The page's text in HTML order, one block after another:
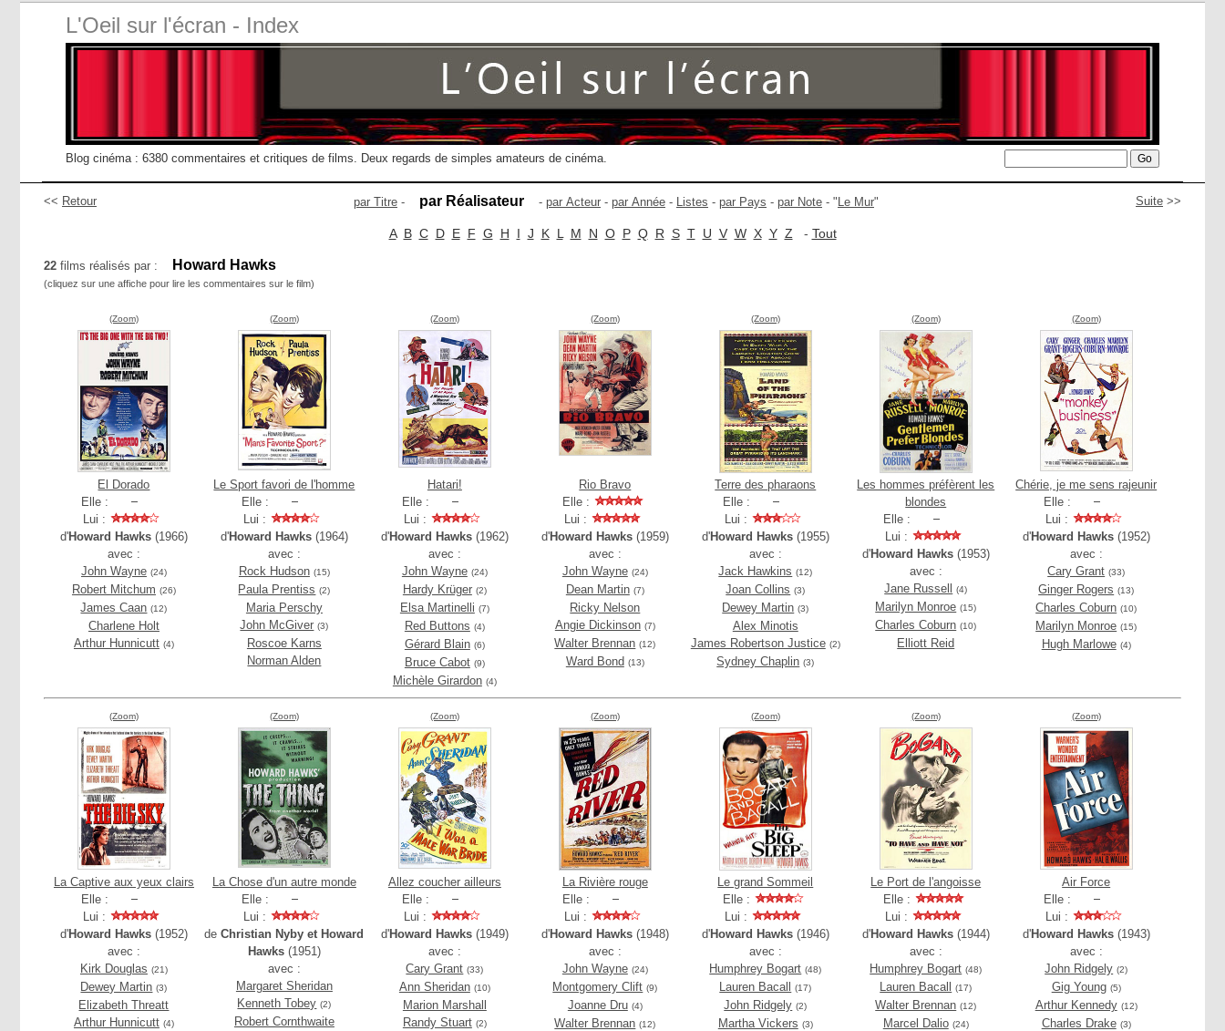
L'Oeil sur l'écran - Index
Blog cinéma : 6380 commentaires et critiques de films. Deux regards de simples amateurs de cinéma.
<< Retour Suite >>
par Titre - par Réalisateur - par Acteur - par Année - Listes - par Pays - par Note - " Le Mur"
A B C D E F G H I J K L M N O P Q R S T U V W X Y Z - Tout
22 films réalisés par : Howard Hawks
(cliquez sur une affiche pour lire les commentaires sur le film)
(Zoom)
El Dorado
Elle :
Lui :
d'Howard Hawks(1966)
avec :
John Wayne (24)
Robert Mitchum (26)
James Caan (12)
Charlene Holt
Arthur Hunnicutt (4)
(Zoom)
Le Sport favori de l'homme
Elle :
Lui :
d'Howard Hawks(1964)
avec :
Rock Hudson (15)
Paula Prentiss (2)
Maria Perschy
John McGiver (3)
Roscoe Karns
Norman Alden
(Zoom)
Hatari!
Elle :
Lui :
d'Howard Hawks(1962)
avec :
John Wayne (24)
Hardy Krüger (2)
Elsa Martinelli (7)
Red Buttons (4)
Gérard Blain (6)
Bruce Cabot (9)
Michèle Girardon (4)
(Zoom)
Rio Bravo
Elle :
Lui :
d'Howard Hawks(1959)
avec :
John Wayne (24)
Dean Martin (7)
Ricky Nelson
Angie Dickinson (7)
Walter Brennan (12)
Ward Bond (13)
(Zoom)
Terre des pharaons
Elle :
Lui :
d'Howard Hawks(1955)
avec :
Jack Hawkins (12)
Joan Collins (3)
Dewey Martin (3)
Alex Minotis
James Robertson Justice (2)
Sydney Chaplin (3)
(Zoom)
Les hommes préfèrent les
blondes
Elle :
Lui :
d'Howard Hawks(1953)
avec :
Jane Russell
(4)
Marilyn Monroe (15)
Charles Coburn (10)
Elliott Reid
(Zoom)
Chérie, je me sens rajeunir
Elle :
Lui :
d'Howard Hawks(1952)
avec :
Cary Grant (33)
Ginger Rogers (13)
Charles Coburn (10)
Marilyn Monroe (15)
Hugh Marlowe (4)
(Zoom)
La Captive aux yeux clairs
Elle :
Lui :
d'Howard Hawks(1952)
avec :
Kirk Douglas (21)
Dewey Martin (3)
Elizabeth Threatt
Arthur Hunnicutt (4)
(Zoom)
La Chose d'un autre monde
Elle :
Lui :
deChristian Nyby et Howard
Hawks(1951)
avec :
Margaret Sheridan
Kenneth Tobey (2)
Robert Cornthwaite
(Zoom)
Allez coucher ailleurs
Elle :
Lui :
d'Howard Hawks(1949)
avec :
Cary Grant (33)
Ann Sheridan (10)
Marion Marshall
Randy Stuart (2)
(Zoom)
La Rivière rouge
Elle :
Lui :
d'Howard Hawks(1948)
avec :
John Wayne (24)
Montgomery Clift (9)
Joanne Dru (4)
Walter Brennan (12)
(Zoom)
Le grand Sommeil
Elle :
Lui :
d'Howard Hawks(1946)
avec :
Humphrey Bogart (48)
Lauren Bacall (17)
John Ridgely (2)
Martha Vickers (3)
(Zoom)
Le Port de l'angoisse
Elle :
Lui :
d'Howard Hawks(1944)
avec :
Humphrey Bogart (48)
Lauren Bacall (17)
Walter Brennan (12)
Marcel Dalio (24)
(Zoom)
Air Force
Elle :
Lui :
d'Howard Hawks(1943)
avec :
John Ridgely (2)
Gig Young (5)
Arthur Kennedy (12)
Charles Drake (3)